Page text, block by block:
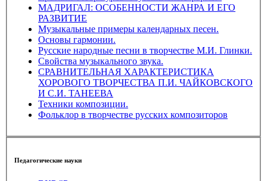
МАДРИГАЛ: ОСОБЕННОСТИ ЖАНРА И ЕГО
РАЗВИТИЕ
Музыкальные примеры календарных песен.
Основы гармонии.
Русские народные песни в творчестве М.И. Глинки.
Свойства музыкального звука.
СРАВНИТЕЛЬНАЯ ХАРАКТЕРИСТИКА
ХОРОВОГО ТВОРЧЕСТВА П.И. ЧАЙКОВСКОГО
И С.И. ТАНЕЕВА
Техники композиции.
Фольклор в творчестве русских композиторов
Педагогические науки